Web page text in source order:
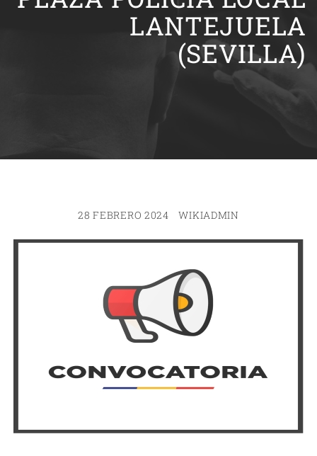
LANTEJUELA
(SEVILLA)
28 FEBRERO 2024 WIKIADMIN